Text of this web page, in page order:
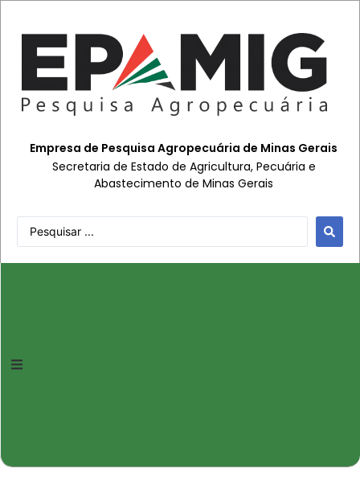
Empresa de Pesquisa Agropecuária de Minas Gerais
Secretaria de Estado de Agricultura, Pecuária e
Abastecimento de Minas Gerais